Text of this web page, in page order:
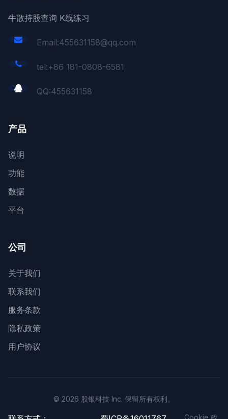
牛散持股查询 K线练习
Email:455631158@qq.com
tel:+86 181-0808-6581
QQ:455631158
产品
说明
功能
数据
平台
公司
关于我们
联系我们
服务条款
隐私政策
用户协议
© 2026 股银科技 Inc. 保留所有权利。
Cookie 政